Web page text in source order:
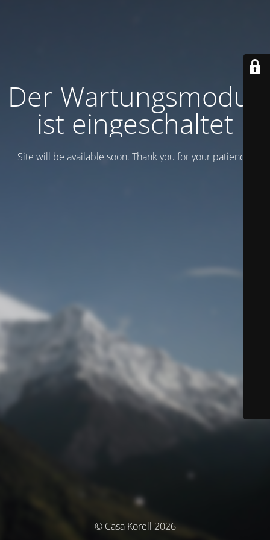
Der Wartungsmodus
ist eingeschaltet
Site will be available soon. Thank you for your patience!
© Casa Korell 2026